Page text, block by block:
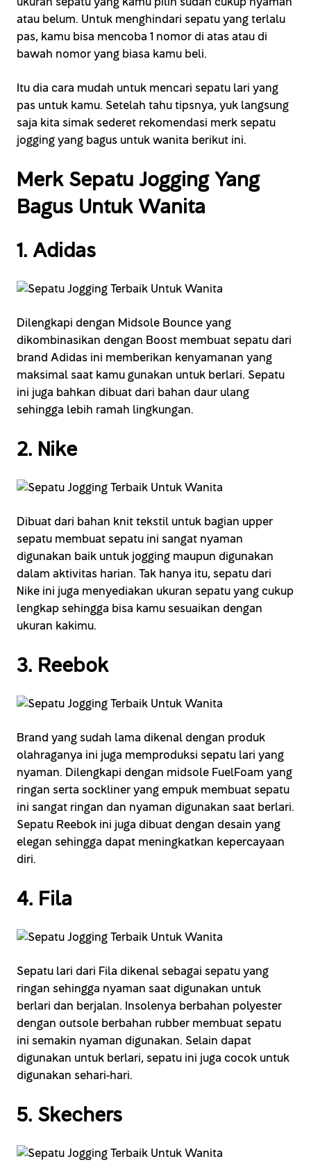
atau belum. Untuk menghindari sepatu yang terlalu
pas, kamu bisa mencoba 1 nomor di atas atau di
bawah nomor yang biasa kamu beli.
Itu dia cara mudah untuk mencari sepatu lari yang
pas untuk kamu. Setelah tahu tipsnya, yuk langsung
saja kita simak sederet rekomendasi merk sepatu
jogging yang bagus untuk wanita berikut ini.
Merk Sepatu Jogging Yang
Bagus Untuk Wanita
1. Adidas
Dilengkapi dengan Midsole Bounce yang
dikombinasikan dengan Boost membuat sepatu dari
brand Adidas ini memberikan kenyamanan yang
maksimal saat kamu gunakan untuk berlari. Sepatu
ini juga bahkan dibuat dari bahan daur ulang
sehingga lebih ramah lingkungan.
2. Nike
Dibuat dari bahan knit tekstil untuk bagian upper
sepatu membuat sepatu ini sangat nyaman
digunakan baik untuk jogging maupun digunakan
dalam aktivitas harian. Tak hanya itu, sepatu dari
Nike ini juga menyediakan ukuran sepatu yang cukup
lengkap sehingga bisa kamu sesuaikan dengan
ukuran kakimu.
3. Reebok
Brand yang sudah lama dikenal dengan produk
olahraganya ini juga memproduksi sepatu lari yang
nyaman. Dilengkapi dengan midsole FuelFoam yang
ringan serta sockliner yang empuk membuat sepatu
ini sangat ringan dan nyaman digunakan saat berlari.
Sepatu Reebok ini juga dibuat dengan desain yang
elegan sehingga dapat meningkatkan kepercayaan
diri.
4. Fila
Sepatu lari dari Fila dikenal sebagai sepatu yang
ringan sehingga nyaman saat digunakan untuk
berlari dan berjalan. Insolenya berbahan polyester
dengan outsole berbahan rubber membuat sepatu
ini semakin nyaman digunakan. Selain dapat
digunakan untuk berlari, sepatu ini juga cocok untuk
digunakan sehari-hari.
5. Skechers